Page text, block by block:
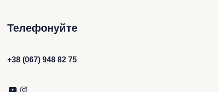
Телефонуйте
+38 (067) 948 82 75